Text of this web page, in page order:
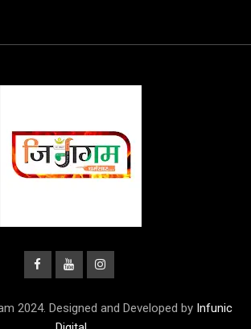
2024. Designed and Developed by Infunic